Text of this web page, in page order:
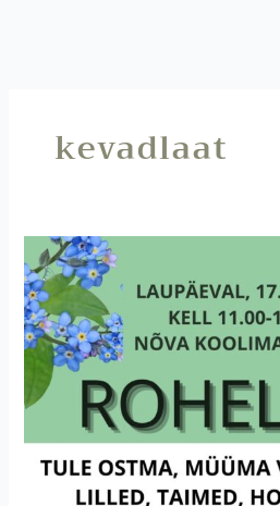
kevadlaat
Rohelaat
Nõval!